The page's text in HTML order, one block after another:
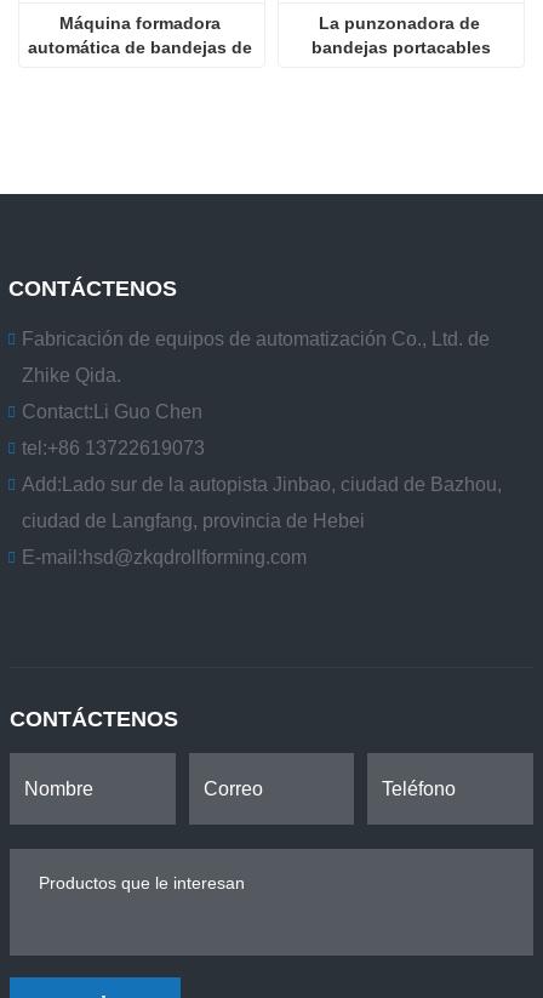
Máquina formadora
automática de bandejas de
La punzonadora de
bandejas portacables
CONTÁCTENOS
Fabricación de equipos de automatización Co., Ltd. de
Zhike Qida.
Contact: Li Guo Chen
tel:+86 13722619073
Add: Lado sur de la autopista Jinbao, ciudad de Bazhou,
ciudad de Langfang, provincia de Hebei
E-mail: hsd@zkqdrollforming.com
CONTÁCTENOS